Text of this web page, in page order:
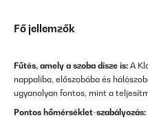
Fő jellemzők
Fűtés, amely a szoba dísze is: A
nappaliba, előszobába és
ugyanolyan fontos, mint a
Pontos hőmérséklet-szabályozás: